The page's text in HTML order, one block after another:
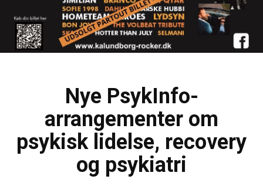
Nye PsykInfo-
arrangementer om
psykisk lidelse, recovery
og psykiatri